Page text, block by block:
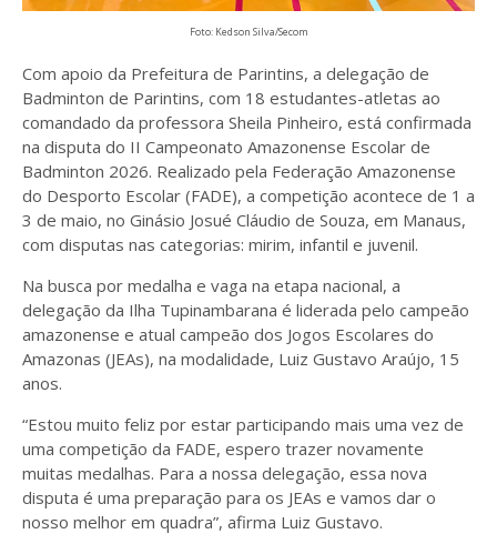
Foto: Kedson Silva/Secom
Com apoio da Prefeitura de Parintins, a delegação de
Badminton de Parintins, com 18 estudantes-atletas ao
comandado da professora Sheila Pinheiro, está confirmada
na disputa do II Campeonato Amazonense Escolar de
Badminton 2026. Realizado pela Federação Amazonense
do Desporto Escolar (FADE), a competição acontece de 1 a
3 de maio, no Ginásio Josué Cláudio de Souza, em Manaus,
com disputas nas categorias: mirim, infantil e juvenil.
Na busca por medalha e vaga na etapa nacional, a
delegação da Ilha Tupinambarana é liderada pelo campeão
amazonense e atual campeão dos Jogos Escolares do
Amazonas (JEAs), na modalidade, Luiz Gustavo Araújo, 15
anos.
“Estou muito feliz por estar participando mais uma vez de
uma competição da FADE, espero trazer novamente
muitas medalhas. Para a nossa delegação, essa nova
disputa é uma preparação para os JEAs e vamos dar o
nosso melhor em quadra”, afirma Luiz Gustavo.